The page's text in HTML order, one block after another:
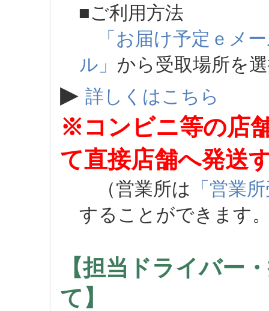
■ご利用方法
「お届け予定ｅメ
ル」 から受取場所を
▶ 詳しくはこちら
※コンビニ等の店
て直接店舗へ発送
（営業所は 「営業
することができます
【担当ドライバー
て】